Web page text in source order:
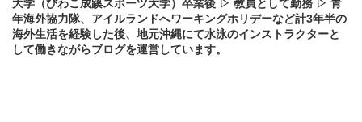
大学（びわこ成蹊スポーツ大学）卒業後 ▷ 教員として勤務 ▷ 青
年海外協力隊、アイルランドへワーキングホリデーなど計3年半の
海外生活を経験した後、地元沖縄にて水泳のインストラクターと
して働きながらブログを運営しています。